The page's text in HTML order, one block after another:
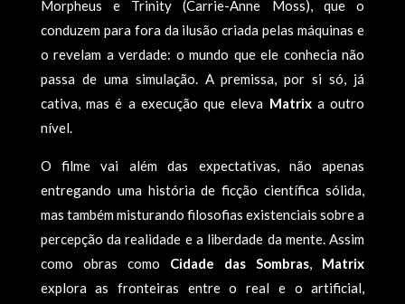
Morpheus e Trinity (Carrie-Anne Moss), que o
conduzem para fora da ilusão criada pelas máquinas e
o revelam a verdade: o mundo que ele conhecia não
passa de uma simulação. A premissa, por si só, já
cativa, mas é a execução que eleva Matrixa outro
nível.
O filme vai além das expectativas, não apenas
entregando uma história de ficção científica sólida,
mas também misturando filosofias existenciais sobre a
percepção da realidade e a liberdade da mente. Assim
como obras como Cidade das Sombras, Matrix
explora as fronteiras entre o real e o artificial,